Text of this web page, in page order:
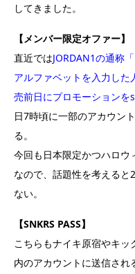
してきました。
【メンバー限定オファー】
直近ではJORDAN1の通称
アルファベットを入力した
売前日にプロモーションを
日7時頃に一部のアカウン
る。
今回も日本限定かつハロウ
なので、話題性を考える
ない。
【SNKRS PASS】
こちらもナイキ原宿やキ
内のアカウントに送信され